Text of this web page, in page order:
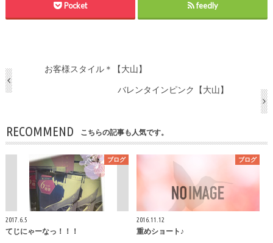
Pocket feedly
お客様スタイル＊【大山】
バレンタインピンク【大山】
RECOMMEND こちらの記事も人気です。
ブログ
2017.6.5
てじにゃーなっ！！！
ブログ
2016.11.12
重めショート♪